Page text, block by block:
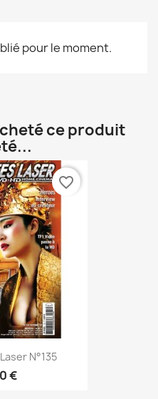
pour le moment.
ce produit
N°135
€
favorite_border